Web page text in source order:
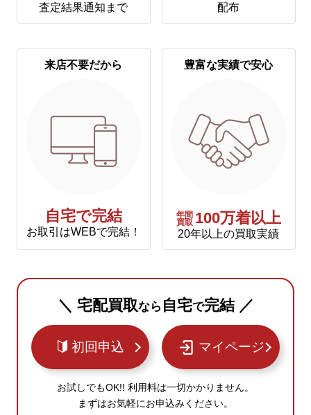
査定結果通知まで
配布
来店不要だから
自宅で完結
お取引はWEBで完結！
豊富な実績で安心
年間
買取 100万着以上
20年以上の買取実績
＼ 宅配買取なら 自宅で完結 ／
初回申込 マイページ
お試しでもOK!! 利用料は一切かかりません。
まずはお気軽にお申込みください。